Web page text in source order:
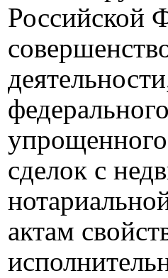
Российской
упрощенного
сделок с
актам